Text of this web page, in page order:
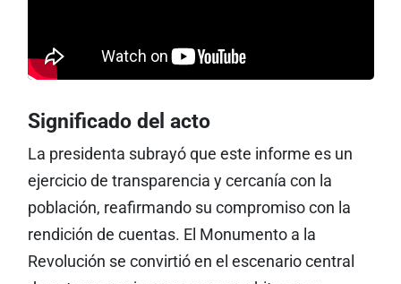
Significado del acto
La presidenta subrayó que este informe es un
ejercicio de transparencia y cercanía con la
población, reafirmando su compromiso con la
rendición de cuentas. El Monumento a la
Revolución se convirtió en el escenario central